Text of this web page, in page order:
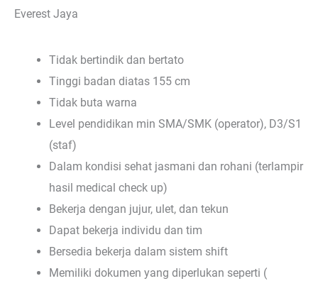
Everest Jaya
Tidak bertindik dan bertato
Tinggi badan diatas 155 cm
Tidak buta warna
Level pendidikan min SMA/SMK (operator), D3/S1
(staf)
Dalam kondisi sehat jasmani dan rohani (terlampir
hasil medical check up)
Bekerja dengan jujur, ulet, dan tekun
Dapat bekerja individu dan tim
Bersedia bekerja dalam sistem shift
Memiliki dokumen yang diperlukan seperti (